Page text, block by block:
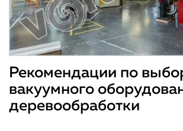
Рекомендации по
вакуумного
деревообработки